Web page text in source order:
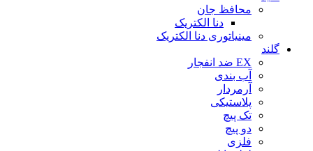
محافظ جان
دنا الکتریک
مینیاتوری دنا الکتریک
گلند
EX ضد انفجار
آب بندی
آرمردار
پلاستیکی
تک پیچ
دو پیچ
فلزی